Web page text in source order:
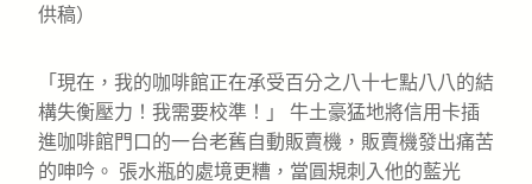
供稿）
「現在，我的咖啡館正在承受百分之八十七點八八的結
構失衡壓力！我需要校準！」 牛土豪猛地將信用卡插
進咖啡館門口的一台老舊自動販賣機，販賣機發出痛苦
的呻吟。 張水瓶的處境更糟，當圓規刺入他的藍光